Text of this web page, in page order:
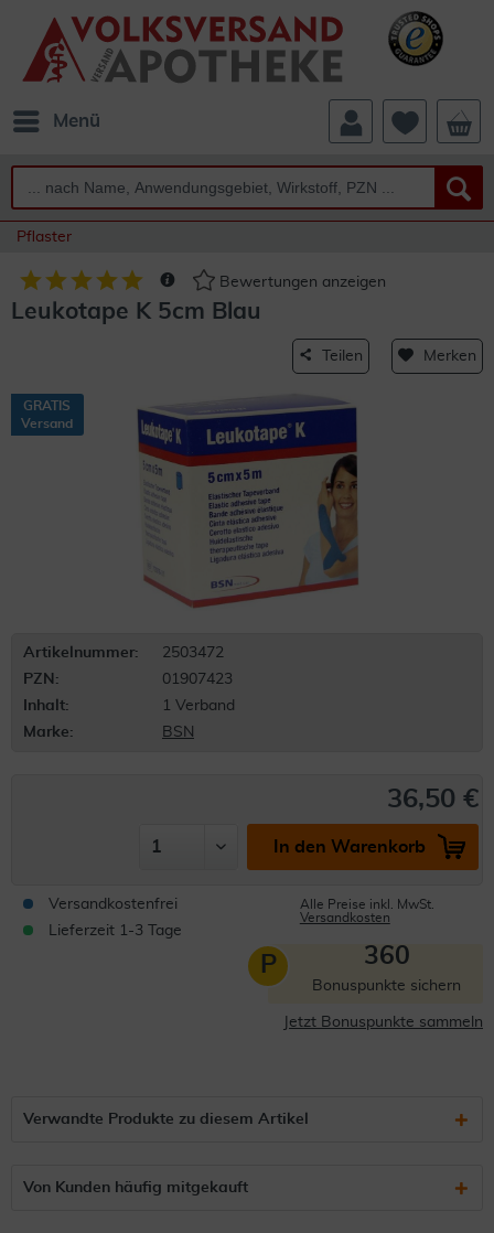
Menü
Pflaster
Bewertungen anzeigen
Leukotape K 5cm Blau
Teilen Merken
GRATIS
Versand
Artikelnummer:
2503472
PZN:
01907423
Inhalt:
1 Verband
Marke:
BSN
36,50 €
In den Warenkorb
Versandkostenfrei
Lieferzeit 1-3 Tage
Alle Preise inkl. MwSt.
Versandkosten
P 360
Bonuspunkte sichern
Jetzt Bonuspunkte sammeln
Verwandte Produkte zu diesem Artikel
Von Kunden häufig mitgekauft